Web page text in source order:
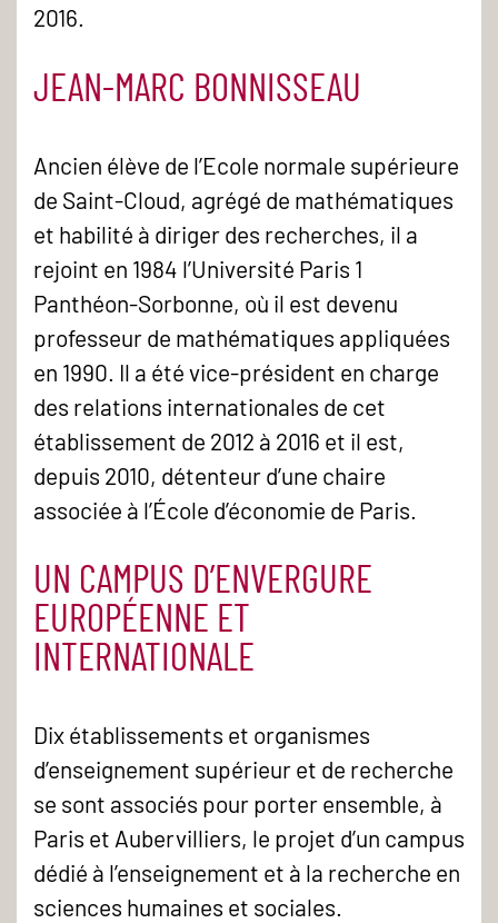
2016.
JEAN-MARC BONNISSEAU
Ancien élève de l’Ecole normale supérieure
de Saint-Cloud, agrégé de mathématiques
et habilité à diriger des recherches, il a
rejoint en 1984 l’Université Paris 1
Panthéon-Sorbonne, où il est devenu
professeur de mathématiques appliquées
en 1990. Il a été vice-président en charge
des relations internationales de cet
établissement de 2012 à 2016 et il est,
depuis 2010, détenteur d’une chaire
associée à l’École d’économie de Paris.
UN CAMPUS D’ENVERGURE
EUROPÉENNE ET
INTERNATIONALE
Dix établissements et organismes
d’enseignement supérieur et de recherche
se sont associés pour porter ensemble, à
Paris et Aubervilliers, le projet d’un campus
dédié à l’enseignement et à la recherche en
sciences humaines et sociales.